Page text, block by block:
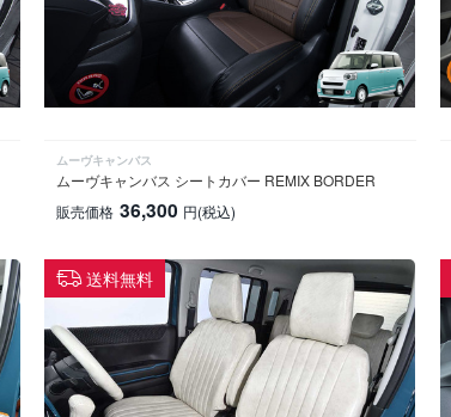
ムーヴキャンバス
ムーヴキャンバス シートカバー REMIX BORDER
販売価格 36,300 円(税込)
送料無料